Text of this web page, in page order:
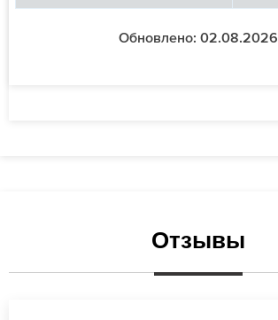
Обновлено: 02.08.2026
Отзывы